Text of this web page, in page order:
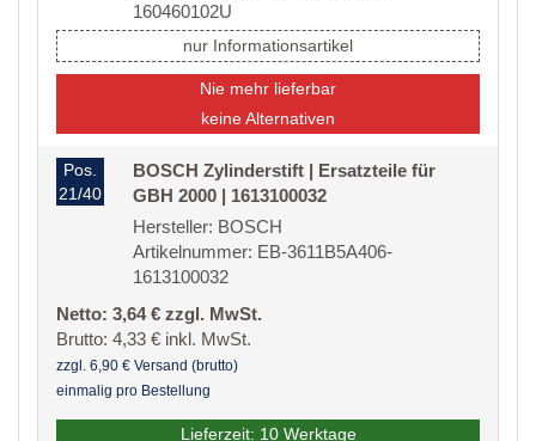
160460102U
nur Informationsartikel
Nie mehr lieferbar
keine Alternativen
Pos.
21/40
BOSCH Zylinderstift | Ersatzteile für
GBH 2000 | 1613100032
Hersteller: BOSCH
Artikelnummer: EB-3611B5A406-
1613100032
Netto: 3,64 € zzgl. MwSt.
Brutto: 4,33 € inkl. MwSt.
zzgl. 6,90 € Versand (brutto)
einmalig pro Bestellung
Lieferzeit: 10 Werktage